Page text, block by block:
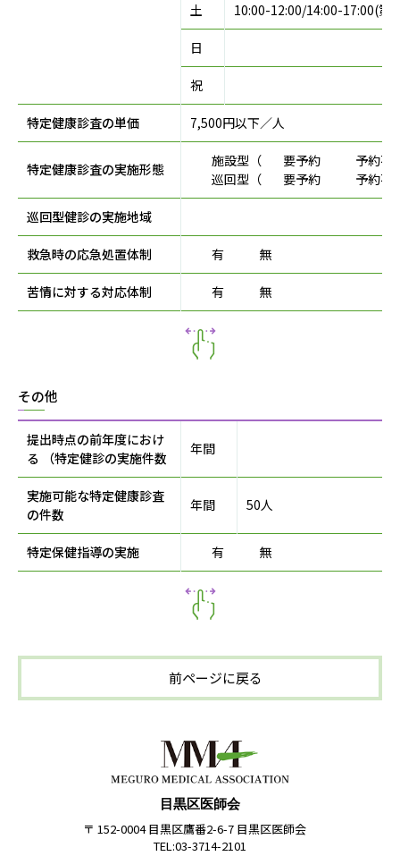
土 10:00-12:00/14:00-17:00(第
日
祝
特定健康診査の単価 7,500円以下／人
特定健康診査の実施形態 施設型（ 要予約
予約不
巡回型（
要予約 予約不
巡回型健診の実施地域
救急時の応急処置体制 有 無
苦情に対する対応体制 有 無
その他
提出時点の前年度におけ
る （特定健診の実施件数
年間
実施可能な特定健康診査
の件数
年間 50人
特定保健指導の実施 有 無
前ページに戻る
目黒区医師会
〒 152-0004 目黒区鷹番2-6-7 目黒区医師会
TEL:03-3714-2101